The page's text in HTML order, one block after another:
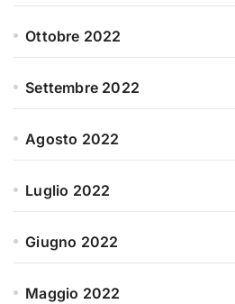
Ottobre 2022
Settembre 2022
Agosto 2022
Luglio 2022
Giugno 2022
Maggio 2022